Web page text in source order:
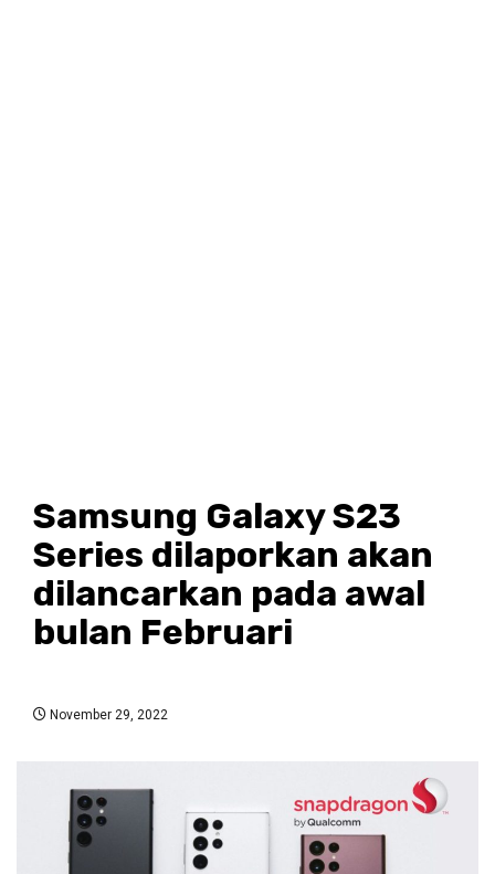
Samsung Galaxy S23
Series dilaporkan akan
dilancarkan pada awal
bulan Februari
November 29, 2022